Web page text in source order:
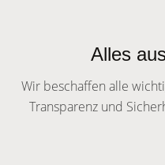
Alles
Wir beschaffen alle
Transparenz und